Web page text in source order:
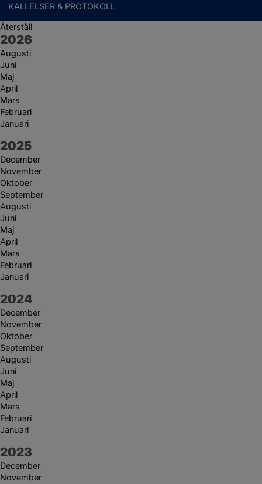
KALLELSER & PROTOKOLL
Återställ
År:
2026
Augusti
Juni
Maj
April
Mars
Februari
Januari
År:
2025
December
November
Oktober
September
Augusti
Juni
Maj
April
Mars
Februari
Januari
År:
2024
December
November
Oktober
September
Augusti
Juni
Maj
April
Mars
Februari
Januari
År:
2023
December
November